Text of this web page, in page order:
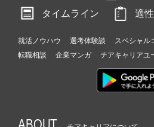
タイムライン
適
就活ノウハウ 選考体験談 スペシャル
転職相談
企業マンガ チアキャリアユ